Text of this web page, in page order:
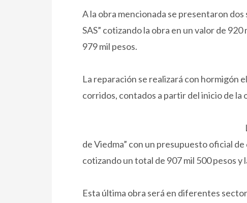
A la obra mencionada se presentaron
SAS” cotizando la obra en un valor de
979 mil pesos.
La reparación se realizará con hormigón
corridos, contados a partir del inicio de la
de Viedma” con un presupuesto oficial
cotizando un total de 907 mil 500 pesos
Esta última obra será en diferentes